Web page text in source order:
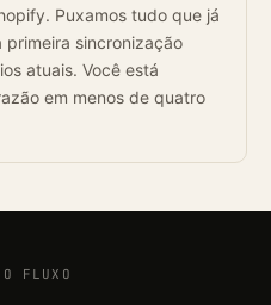
Puxamos tudo que já
sincronização
atuais. Você está
em menos de quatro
O FLUXO